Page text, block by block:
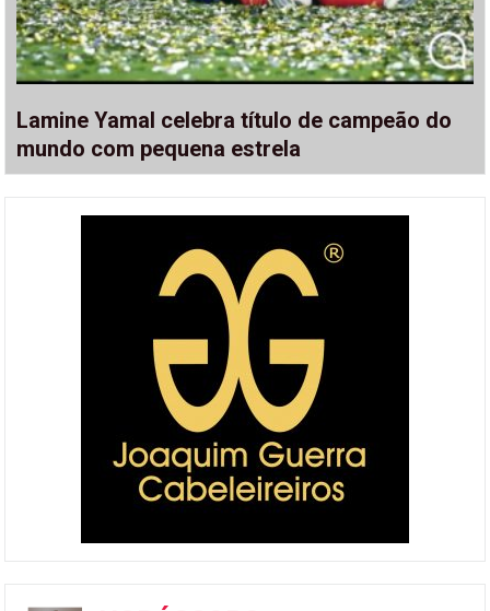
Lamine Yamal celebra título de campeão do
mundo com pequena estrela